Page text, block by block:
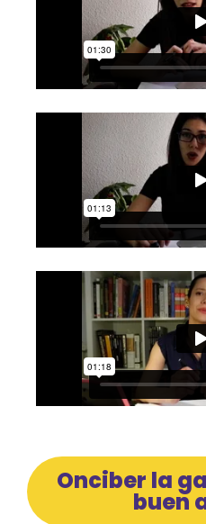
Onciber la
buen